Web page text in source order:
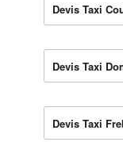
Devis Taxi
Devis Taxi
Devis Taxi